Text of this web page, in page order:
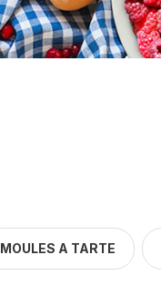
MOULES A TARTE